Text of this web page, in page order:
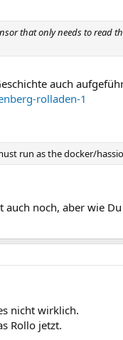
that only needs to
auch
rolladen-1
run as the docker/
auch noch, aber wie
nicht wirklich.
Rollo jetzt.